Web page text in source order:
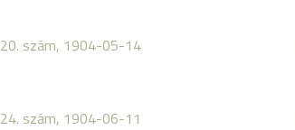
20. szám, 1904-05-14
24. szám, 1904-06-11